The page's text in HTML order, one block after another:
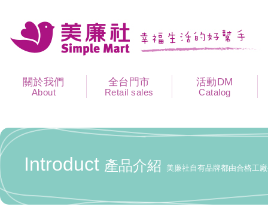
關於我們
About
全台門市
Retail sales
活動DM
Catalog
Introduct 產品介紹 美廉社自有品牌都由合格工